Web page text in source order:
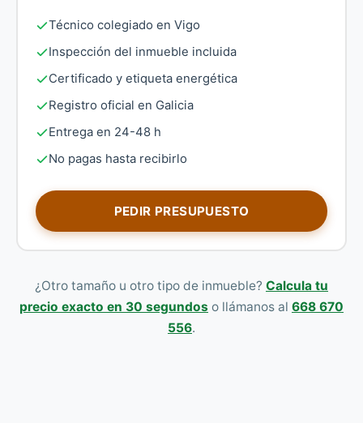
Técnico colegiado en Vigo
Inspección del inmueble incluida
Certificado y etiqueta energética
Registro oficial en Galicia
Entrega en 24-48 h
No pagas hasta recibirlo
PEDIR PRESUPUESTO
¿Otro tamaño u otro tipo de inmueble? Calcula tu
precio exacto en 30 segundos o llámanos al 668 670
556.